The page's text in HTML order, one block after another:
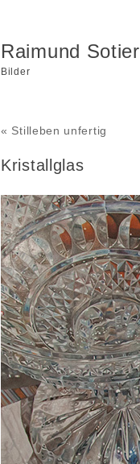
Raimund Sotier
Bilder
« Stilleben unfertig
Kristallglas